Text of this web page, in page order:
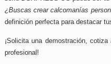
¿Buscas crear calcomanías
definición perfecta para destacar
¡Solicita una demostración,
profesional!